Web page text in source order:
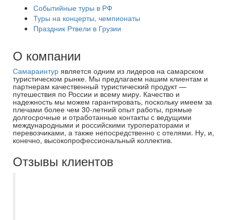
Событийные туры в РФ
Туры на концерты, чемпионаты
Праздник Ртвели в Грузии
О компании
Самараинтур является одним из лидеров на самарском
туристическом рынке. Мы предлагаем нашим клиентам и
партнерам качественный туристический продукт —
путешествия по России и всему миру. Качество и
надежность мы можем гарантировать, поскольку имеем за
плечами более чем 30-летний опыт работы, прямые
долгосрочные и отработанные контакты с ведущими
международными и российскими туроператорами и
перевозчиками, а также непосредственно с отелями. Ну, и,
конечно, высокопрофессиональный коллектив.
Отзывы клиентов